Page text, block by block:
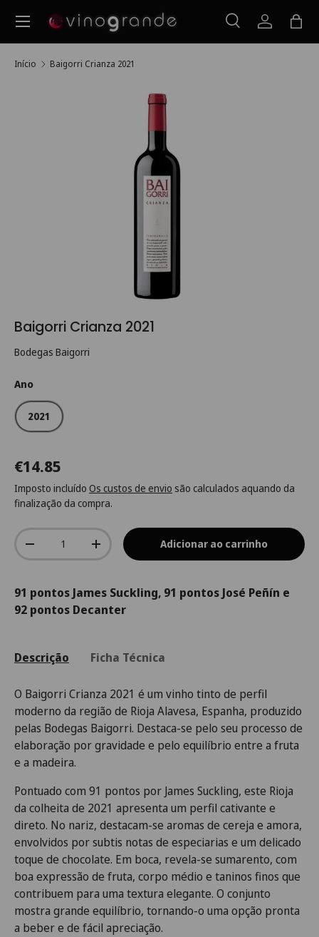
Ir para o conteúdo
Pesquisar
PesquisarIniciarSaco
Menu
Início Baigorri Crianza 2021
Baigorri Crianza 2021
Bodegas Baigorri
Ano
2021
€14.85
Imposto incluído Os custos de envio são calculados aquando da
finalização da compra.
Qtd.
-
+ Adicionar ao carrinho
91 pontos James Suckling, 91 pontos José Peñín e
92 pontos Decanter
Descrição Ficha Técnica
O Baigorri Crianza 2021 é um vinho tinto de perfil
moderno da região de Rioja Alavesa, Espanha, produzido
pelas Bodegas Baigorri. Destaca-se pelo seu processo de
elaboração por gravidade e pelo equilíbrio entre a fruta
e a madeira.
Pontuado com 91 pontos por James Suckling, este Rioja
da colheita de 2021 apresenta um perfil cativante e
direto. No nariz, destacam-se aromas de cereja e amora,
envolvidos por subtis notas de especiarias e um delicado
toque de chocolate. Em boca, revela-se sumarento, com
boa expressão de fruta, corpo médio e taninos finos que
contribuem para uma textura elegante. O conjunto
mostra grande equilíbrio, tornando-o uma opção pronta
a beber e de fácil apreciação.